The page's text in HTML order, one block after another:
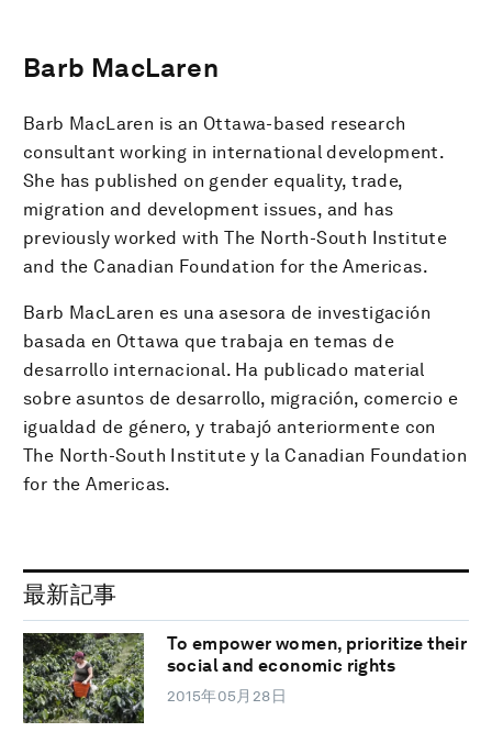
Barb MacLaren
Barb MacLaren is an Ottawa-based research
consultant working in international development.
She has published on gender equality, trade,
migration and development issues, and has
previously worked with The North-South Institute
and the Canadian Foundation for the Americas.
Barb MacLaren es una asesora de investigación
basada en Ottawa que trabaja en temas de
desarrollo internacional. Ha publicado material
sobre asuntos de desarrollo, migración, comercio e
igualdad de género, y trabajó anteriormente con
The North-South Institute y la Canadian Foundation
for the Americas.
最新記事
To empower women, prioritize their
social and economic rights
2015年05月28日